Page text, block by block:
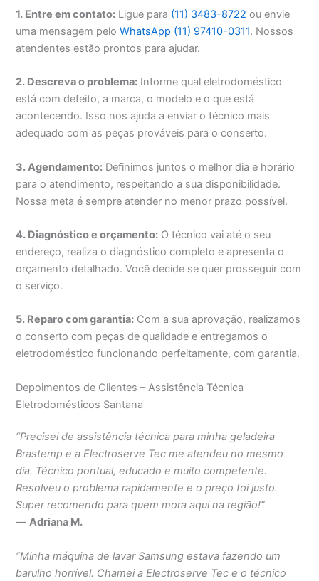
1. Entre em contato: Ligue para (11) 3483-8722 ou envie
uma mensagem peloWhatsApp (11) 97410-0311. Nossos
atendentes estão prontos para ajudar.
2. Descreva o problema: Informe qual eletrodoméstico
está com defeito, a marca, o modelo e o que está
acontecendo. Isso nos ajuda a enviar o técnico mais
adequado com as peças prováveis para o conserto.
3. Agendamento: Definimos juntos o melhor dia e horário
para o atendimento, respeitando a sua disponibilidade.
Nossa meta é sempre atender no menor prazo possível.
4. Diagnóstico e orçamento: O técnico vai até o seu
endereço, realiza o diagnóstico completo e apresenta o
orçamento detalhado. Você decide se quer prosseguir com
o serviço.
5. Reparo com garantia: Com a sua aprovação, realizamos
o conserto com peças de qualidade e entregamos o
eletrodoméstico funcionando perfeitamente, com garantia.
Depoimentos de Clientes – Assistência Técnica
Eletrodomésticos Santana
“Precisei de assistência técnica para minha geladeira
Brastemp e a Electroserve Tec me atendeu no mesmo
dia. Técnico pontual, educado e muito competente.
Resolveu o problema rapidamente e o preço foi justo.
Super recomendo para quem mora aqui na região!”
—Adriana M.
“Minha máquina de lavar Samsung estava fazendo um
barulho horrível. Chamei a Electroserve Tec e o técnico